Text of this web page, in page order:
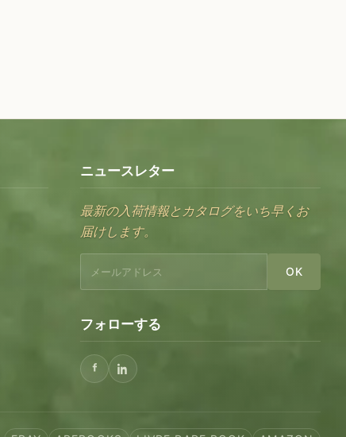
ニュースレター
最新の入荷情報とカタログをいち早くお
届けします。
OK
フォローする